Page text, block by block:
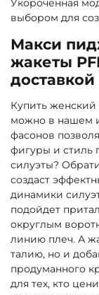
Укороченная
выбором для
Макси
жакеты
Купить
можно в нашем
фасонов
фигуры и стиль
силуэты?
создаст
динамики
подойдет
округлым
линию плеч. А
талию, но и
продуманного
для тех, кто